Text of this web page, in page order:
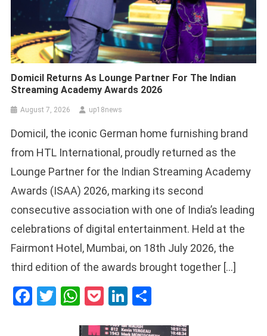
Domicil Returns As Lounge Partner For The Indian
Streaming Academy Awards 2026
August 7, 2026 up18news
Domicil, the iconic German home furnishing brand
from HTL International, proudly returned as the
Lounge Partner for the Indian Streaming Academy
Awards (ISAA) 2026, marking its second
consecutive association with one of India’s leading
celebrations of digital entertainment. Held at the
Fairmont Hotel, Mumbai, on 18th July 2026, the
third edition of the awards brought together […]
Facebook
Twitter
WhatsApp
PocketLinkedIn